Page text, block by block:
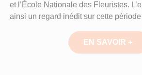
et l’École Nationale des Fleuristes.
ainsi un regard inédit sur cette
EN SAVOIR +